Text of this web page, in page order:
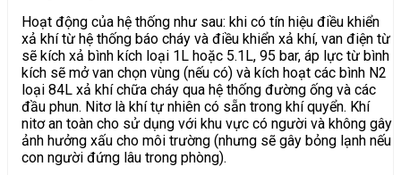
Hoạt động của hệ thống như sau: khi có tín hiệu điều khiển
xả khí từ hệ thống báo cháy và điều khiển xả khí, van điện từ
sẽ kích xả bình kích loại 1L hoặc 5.1L, 95 bar, áp lực từ bình
kích sẽ mở van chọn vùng (nếu có) và kích hoạt các bình N2
loại 84L xả khí chữa cháy qua hệ thống đường ống và các
đầu phun. Nitơ là khí tự nhiên có sẵn trong khí quyển. Khí
nitơ an toàn cho sử dụng với khu vực có người và không gây
ảnh hưởng xấu cho môi trường (nhưng sẽ gây bỏng lạnh nếu
con người đứng lâu trong phòng).